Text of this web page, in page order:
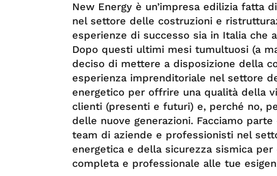
New Energy è un’impresa edilizia fatta
nel settore delle costruzioni e
esperienze di successo sia in Italia che
Dopo questi ultimi mesi tumultuosi (a
deciso di mettere a disposizione della
esperienza imprenditoriale nel settore
energetico per offrire una qualità della
clienti (presenti e futuri) e, perché no,
delle nuove generazioni. Facciamo
team di aziende e professionisti nel
energetica e della sicurezza sismica
completa e professionale alle tue